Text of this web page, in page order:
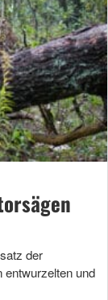
der
entwurzelten und